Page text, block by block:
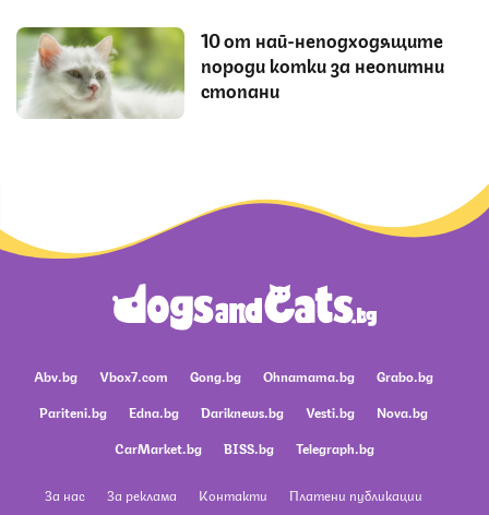
10 от най-неподходящите
породи котки за неопитни
стопани
Abv.bg Vbox7.com Gong.bg Ohnamama.bg
Grabo.bg
Pariteni.bg
Edna.bg Dariknews.bg Vesti.bg
Nova.bg
CarMarket.bg
BISS.bg Telegraph.bg
За нас За реклама Контакти Платени публикации